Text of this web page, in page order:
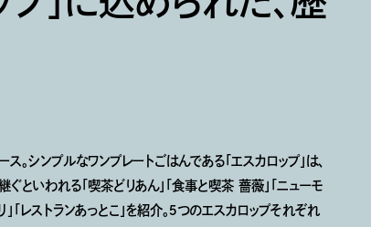
シンプルなワンプレートごはんである「エスカロップ」は、
いわれる「喫茶どりあん」「食事と喫茶 薔薇」「ニューモ
「レストランあっとこ」を紹介。５つのエスカロップそれぞれ